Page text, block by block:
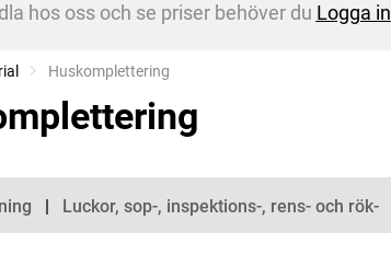
hos oss och se priser behöver du Logga in
Current:
Huskomplettering
Luckor, sop-, inspektions-, rens- och rök-